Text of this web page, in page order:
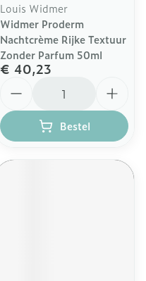
Louis Widmer
Widmer Proderm
Nachtcrème Rijke Textuur
Zonder Parfum 50ml
€ 40,23
Bestel